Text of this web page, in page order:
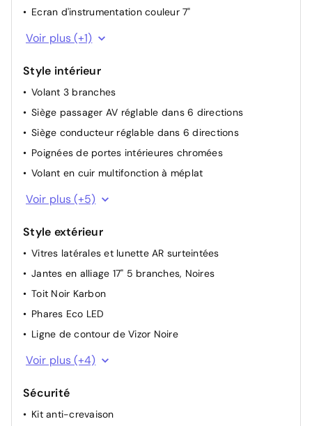
Câble de recharge pour prise domestique
Ecran d'instrumentation couleur 7"
Module Opel Connect
Voir plus (+1)
Style intérieur
Volant 3 branches
Siège passager AV réglable dans 6 directions
Siège conducteur réglable dans 6 directions
Poignées de portes intérieures chromées
Volant en cuir multifonction à méplat
Pédalier chromé
Plafonnier avec double spot de lecture
Palettes au volant
Lumières d'ambiance intérieures à LED
Voir plus (+5)
Style extérieur
Vitres latérales et lunette AR surteintées
Jantes en alliage 17" 5 branches, Noires
Toit Noir Karbon
Phares Eco LED
Ligne de contour de Vizor Noire
Logos AV/AR Noirs
Spoiler AR Noir
Rétroviseurs extérieurs électriques et dégivrants
Voir plus (+4)
Sécurité
Kit anti-crevaison